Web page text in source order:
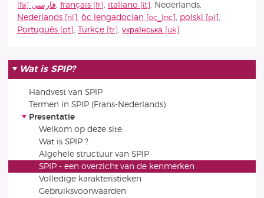
فارسى, français , italiano , Nederlands,
Nederlands
, òc lengadocian , polski
,
Português
, Türkçe , українська
Wat is SPIP?
Handvest van SPIP
Termen in SPIP (Frans-Nederlands)
Presentatie
Welkom op deze site
Wat is SPIP ?
Algehele structuur van SPIP
SPIP - een overzicht van de kenmerken
Volledige karakteristieken
Gebruiksvoorwaarden